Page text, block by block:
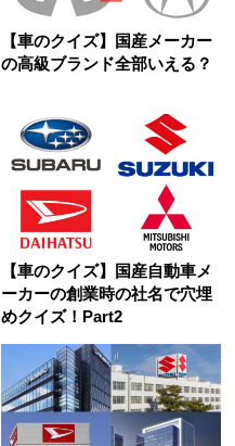
【車のクイズ】国産メーカー
の高級ブランド全部いえる？
【車のクイズ】国産自動車メ
ーカーの創業時の社名で穴埋
めクイズ！Part2